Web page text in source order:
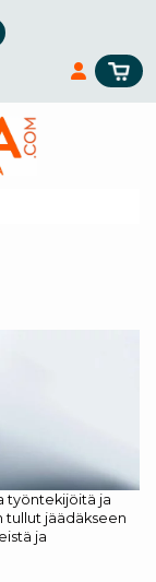
työntekijöitä ja
tullut jäädäkseen
ja